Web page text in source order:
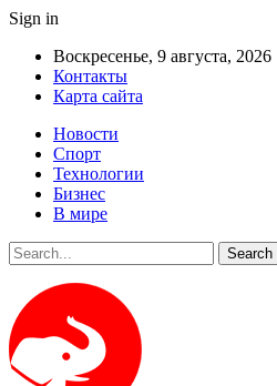
Sign in
Воскресенье, 9 августа, 2026
Контакты
Карта сайта
Новости
Спорт
Технологии
Бизнес
В мире